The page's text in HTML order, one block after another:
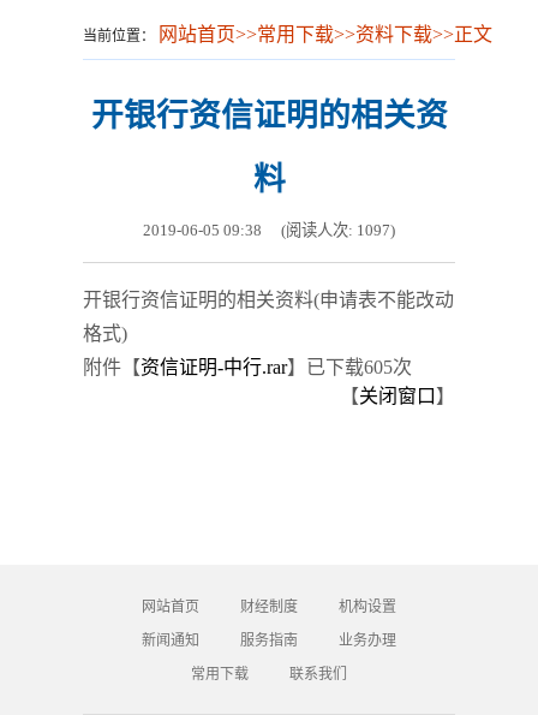
当前位置： 网站首页>>常用下载>>资料下载>>正文
开银行资信证明的相关资
料
2019-06-05 09:38 (阅读人次: 1097)
开银行资信证明的相关资料(申请表不能改动
格式)
附件【资信证明-中行.rar】 已下载605次
【关闭窗口 】
网站首页 财经制度
机构设置
新闻通知
服务指南
业务办理
常用下载
联系我们